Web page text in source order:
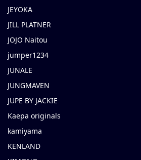
JEYOKA
JILL PLATNER
JOJO Naitou
jumper1234
JUNALE
JUNGMAVEN
JUPE BY JACKIE
Kaepa originals
kamiyama
KENLAND